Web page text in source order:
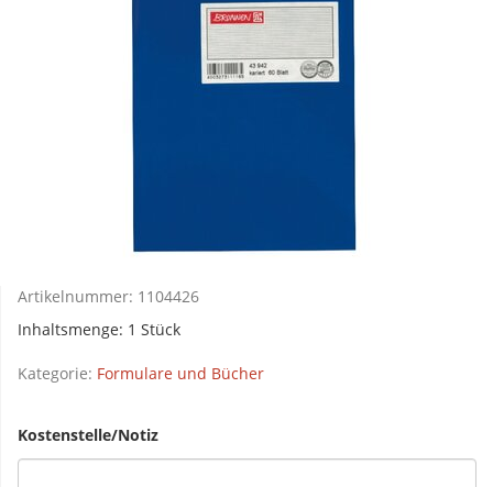
Artikelnummer: 1104426
Inhaltsmenge: 1 Stück
Kategorie: Formulare und Bücher
Kostenstelle/Notiz